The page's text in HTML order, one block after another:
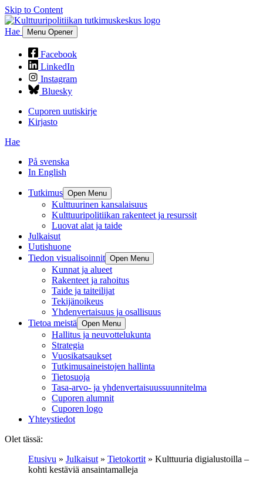
Skip to Content
Hae Menu Opener
Facebook
LinkedIn
Instagram
Bluesky
Cuporen uutiskirje
Kirjasto
Hae
På svenska
In English
Tutkimus Open Menu
Kulttuurinen kansalaisuus
Kulttuuripolitiikan rakenteet ja resurssit
Luovat alat ja taide
Julkaisut
Uutishuone
Tiedon visualisoinnit Open Menu
Kunnat ja alueet
Rakenteet ja rahoitus
Taide ja taiteilijat
Tekijänoikeus
Yhdenvertaisuus ja osallisuus
Tietoa meistä Open Menu
Hallitus ja neuvottelukunta
Strategia
Vuosikatsaukset
Tutkimusaineistojen hallinta
Tietosuoja
Tasa-arvo- ja yhdenvertaisuussuunnitelma
Cuporen alumnit
Cuporen logo
Yhteystiedot
Olet tässä:
Etusivu » Julkaisut » Tietokortit » Kulttuuria digialustoilla –
kohti kestäviä ansaintamalleja